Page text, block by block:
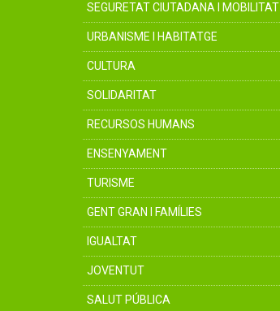
SEGURETAT CIUTADANA I MOBILITAT
URBANISME I HABITATGE
CULTURA
SOLIDARITAT
RECURSOS HUMANS
ENSENYAMENT
TURISME
GENT GRAN I FAMÍLIES
IGUALTAT
JOVENTUT
SALUT PÚBLICA